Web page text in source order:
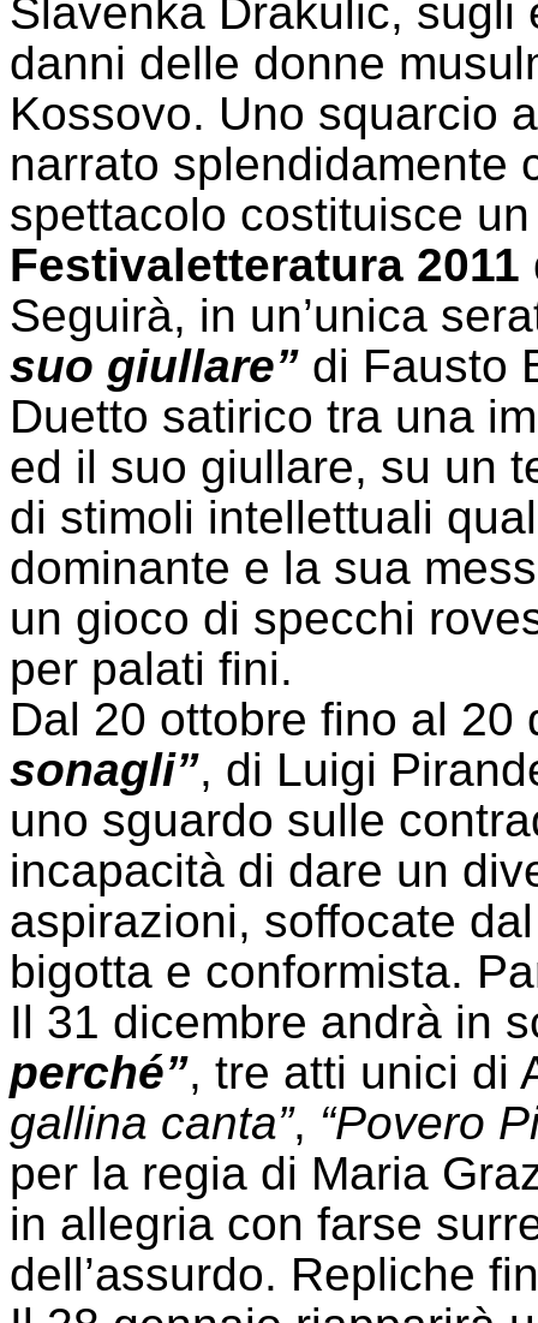
Slavenka Drakulic, sugli
danni delle donne
Kossovo. Uno squarcio
narrato splendidamente
spettacolo costituisce
Festivaletteratura 2011
Seguirà, in un’unica
suo giullare” di Fausto
Duetto satirico tra una
ed il suo giullare, su un
di stimoli intellettuali
dominante e la sua
un gioco di specchi
per palati fini.
Dal 20 ottobre fino al
sonagli”, di Luigi
uno sguardo sulle
incapacità di dare un
aspirazioni, soffocate
bigotta e conformista.
Il 31 dicembre andrà in
perché”, tre atti unici di
gallina canta”, “Povero
per la regia di Maria
in allegria con farse
dell’assurdo. Repliche